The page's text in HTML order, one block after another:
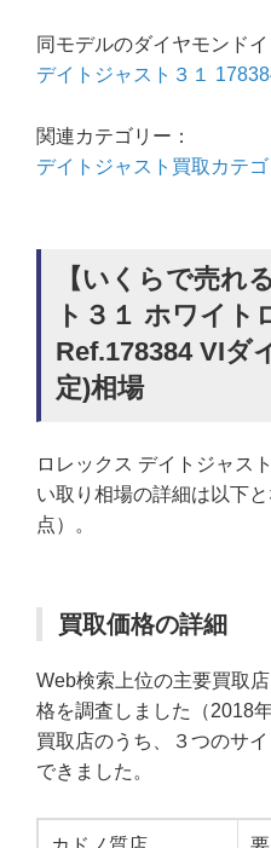
同モデルのダイヤモンド
デイトジャスト３１
関連カテゴリー：
デイトジャスト買取カテ
【いくらで売れ
ト３１ ホワイト
Ref.178384 VIダ
定)相場
ロレックス デイトジャス
い取り相場の詳細は以下
点）。
買取価格の詳細
Web検索上位の主要買取
格を調査しました（2018
買取店のうち、３つのサ
できました。